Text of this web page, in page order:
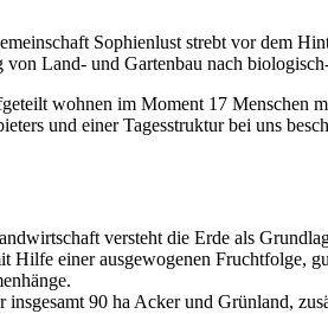
Sophienlust strebt vor dem
von Land- und Gartenbau nach
wohnen im Moment 17 Menschen
und einer Tagesstruktur bei uns
versteht die Erde als
Hilfe einer ausgewogenen Fruchtfolge,
90 ha Acker und Grünland,